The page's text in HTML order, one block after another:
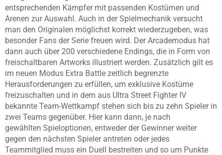
entsprechenden Kämpfer mit passenden Kostümen und
Arenen zur Auswahl. Auch in der Spielmechanik versucht
man den Originalen möglichst korrekt wiederzugeben, was
besonder Fans der Serie freuen wird. Der Arcademodus hat
dann auch über 200 verschiedene Endings, die in Form von
freischaltbaren Artworks illustriert werden. Zusätzlich gilt es
im neuen Modus Extra Battle zeitlich begrenzte
Herausforderungen zu erfüllen, um exklusive Kostüme
freizuschalten und in dem aus Ultra Street Fighter IV
bekannte Team-Wettkampf stehen sich bis zu zehn Spieler in
zwei Teams gegenüber. Hier kann dann, je nach
gewählten Spieloptionen, entweder der Gewinner weiter
gegen den nächsten Spieler antreten oder jedes
Teammitglied muss ein Duell bestreiten und so um Punkte